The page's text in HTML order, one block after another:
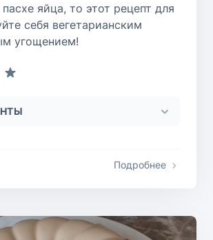
яйца, то этот рецепт для
себя вегетарианским
угощением!
Подробнее